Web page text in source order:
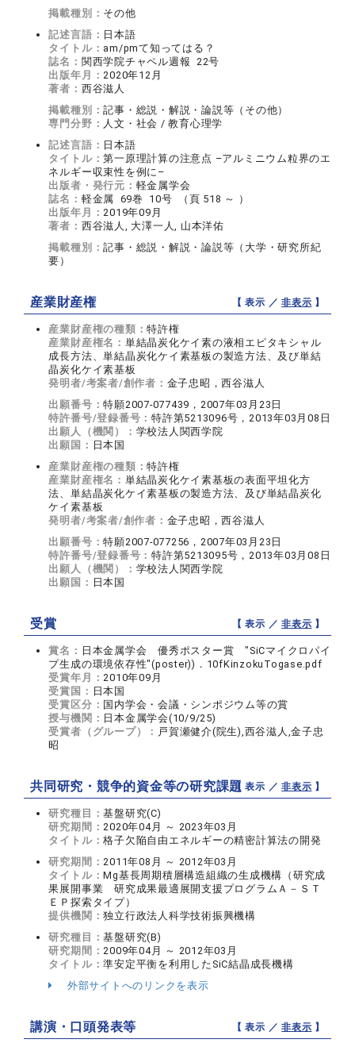
掲載種別： その他
記述言語： 日本語
タイトル： am/pmて知ってはる？
誌名： 関西学院チャペル週報 22号
出版年月：2020年12月
著者： 西谷滋人
掲載種別：記事・総説・解説・論説等（その他）
専門分野： 人文・社会 / 教育心理学
記述言語： 日本語
タイトル：第一原理計算の注意点 –アルミニウム粒界のエ
ネルギー収束性を例に–
出版者・発行元： 軽金属学会
誌名： 軽金属 69巻 10号 （頁 518 ～ ）
出版年月：2019年09月
著者： 西谷滋人, 大澤一人, 山本洋佑
掲載種別：記事・総説・解説・論説等（大学・研究所紀
要）
産業財産権 【 表示 ／非表示 】
産業財産権の種類：特許権
産業財産権名： 単結晶炭化ケイ素の液相エピタキシャル
成長方法、単結晶炭化ケイ素基板の製造方法、及び単結
晶炭化ケイ素基板
発明者/考案者/創作者： 金子忠昭，西谷滋人
出願番号：特願2007-077439，2007年03月23日
特許番号/登録番号：特許第5213096号，2013年03月08日
出願人（機関）： 学校法人関西学院
出願国： 日本国
産業財産権の種類：特許権
産業財産権名： 単結晶炭化ケイ素基板の表面平坦化方
法、単結晶炭化ケイ素基板の製造方法、及び単結晶炭化
ケイ素基板
発明者/考案者/創作者： 金子忠昭，西谷滋人
出願番号：特願2007-077256，2007年03月23日
特許番号/登録番号：特許第5213095号，2013年03月08日
出願人（機関）： 学校法人関西学院
出願国： 日本国
受賞 【 表示 ／非表示 】
賞名： 日本金属学会 優秀ポスター賞 "SiCマイクロパイ
プ生成の環境依存性"(poster))．10fKinzokuTogase.pdf
受賞年月：2010年09月
受賞国： 日本国
受賞区分： 国内学会・会議・シンポジウム等の賞
授与機関： 日本金属学会(10/9/25)
受賞者（グループ）： 戸賀瀬健介(院生),西谷滋人,金子忠
昭
共同研究・競争的資金等の研究課題【 表示 ／非表示 】
研究種目：基盤研究(C)
研究期間：2020年04月 ～ 2023年03月
タイトル：格子欠陥自由エネルギーの精密計算法の開発
研究期間：2011年08月 ～ 2012年03月
タイトル：Mg基長周期積層構造組織の生成機構（研究成
果展開事業 研究成果最適展開支援プログラムＡ－ＳＴ
ＥＰ探索タイプ）
提供機関：独立行政法人科学技術振興機構
研究種目：基盤研究(B)
研究期間：2009年04月 ～ 2012年03月
タイトル：準安定平衡を利用したSiC結晶成長機構
外部サイトへのリンクを表示
講演・口頭発表等 【 表示 ／非表示 】